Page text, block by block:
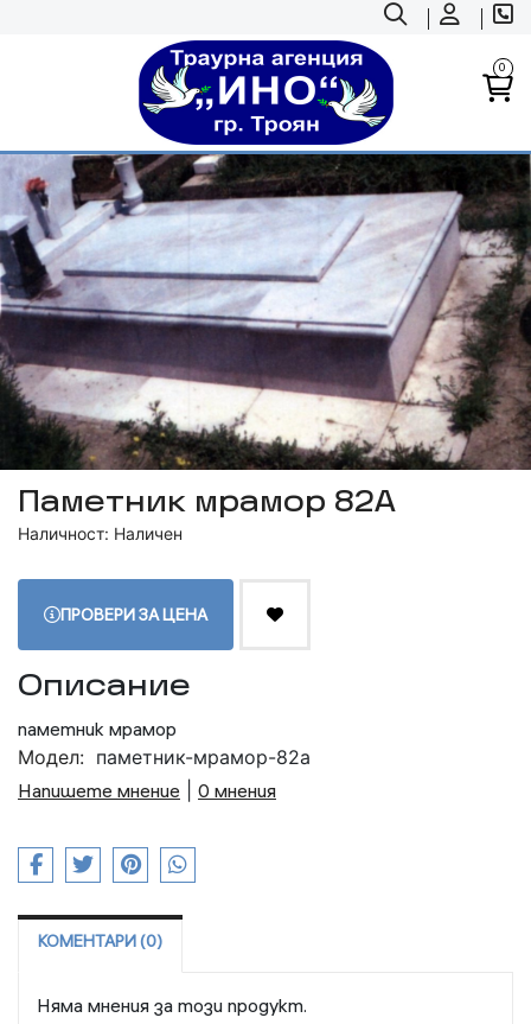
0
Паметник мрамор 82А
Наличност: Наличен
ПРОВЕРИ ЗА ЦЕНА
Описание
паметник мрамор
Модел: паметник-мрамор-82а
Напишете мнение
0 мнения
КОМЕНТАРИ (0)
Няма мнения за този продукт.